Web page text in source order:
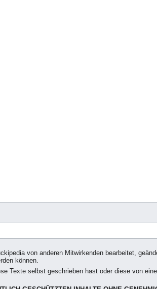
von anderen Mitwirkenden bearbeitet,
können.
Texte selbst geschrieben hast oder diese von